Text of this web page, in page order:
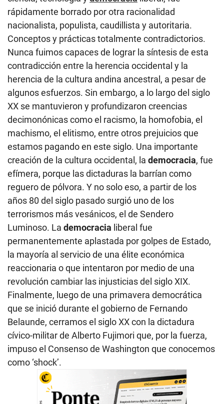
rápidamente borrado por otra racionalidad
nacionalista, populista, caudillista y autoritaria.
Conceptos y prácticas totalmente contradictorios.
Nunca fuimos capaces de lograr la síntesis de esta
contradicción entre la herencia occidental y la
herencia de la cultura andina ancestral, a pesar de
algunos esfuerzos. Sin embargo, a lo largo del siglo
XX se mantuvieron y profundizaron creencias
decimonónicas como el racismo, la homofobia, el
machismo, el elitismo, entre otros prejuicios que
estamos pagando en este siglo. Una importante
creación de la cultura occidental, la democracia, fue
efímera, porque las dictaduras la barrían como
reguero de pólvora. Y no solo eso, a partir de los
años 80 del siglo pasado surgió uno de los
terrorismos más vesánicos, el de Sendero
Luminoso. La democracia liberal fue
permanentemente aplastada por golpes de Estado,
la mayoría al servicio de una élite económica
reaccionaria o que intentaron por medio de una
revolución cambiar las injusticias del siglo XIX.
Finalmente, luego de una primavera democrática
que se inició durante el gobierno de Fernando
Belaunde, cerramos el siglo XX con la dictadura
cívico-militar de Alberto Fujimori que, por la fuerza,
impuso el Consenso de Washington que conocemos
como ‘shock’.